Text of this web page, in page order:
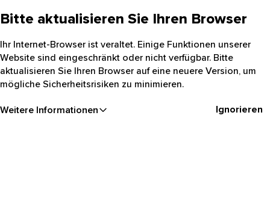
Bitte aktualisieren Sie Ihren Browser
Ihr Internet-Browser ist veraltet. Einige Funktionen unserer
Website sind eingeschränkt oder nicht verfügbar. Bitte
aktualisieren Sie Ihren Browser auf eine neuere Version, um
mögliche Sicherheitsrisiken zu minimieren.
Weitere Informationen Ignorieren